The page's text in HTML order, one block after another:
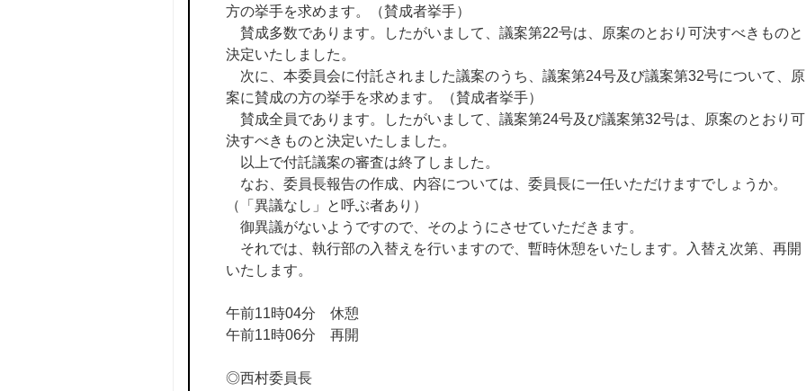
方の挙手を求めます。（賛成者挙手）
賛成多数であります。したがいまして、議案第22号は、原案のとおり可決すべきものと
決定いたしました。
次に、本委員会に付託されました議案のうち、議案第24号及び議案第32号について、原
案に賛成の方の挙手を求めます。（賛成者挙手）
賛成全員であります。したがいまして、議案第24号及び議案第32号は、原案のとおり可
決すべきものと決定いたしました。
以上で付託議案の審査は終了しました。
なお、委員長報告の作成、内容については、委員長に一任いただけますでしょうか。
（「異議なし」と呼ぶ者あり）
御異議がないようですので、そのようにさせていただきます。
それでは、執行部の入替えを行いますので、暫時休憩をいたします。入替え次第、再開
いたします。
午前11時04分 休憩
午前11時06分 再開
◎西村委員長